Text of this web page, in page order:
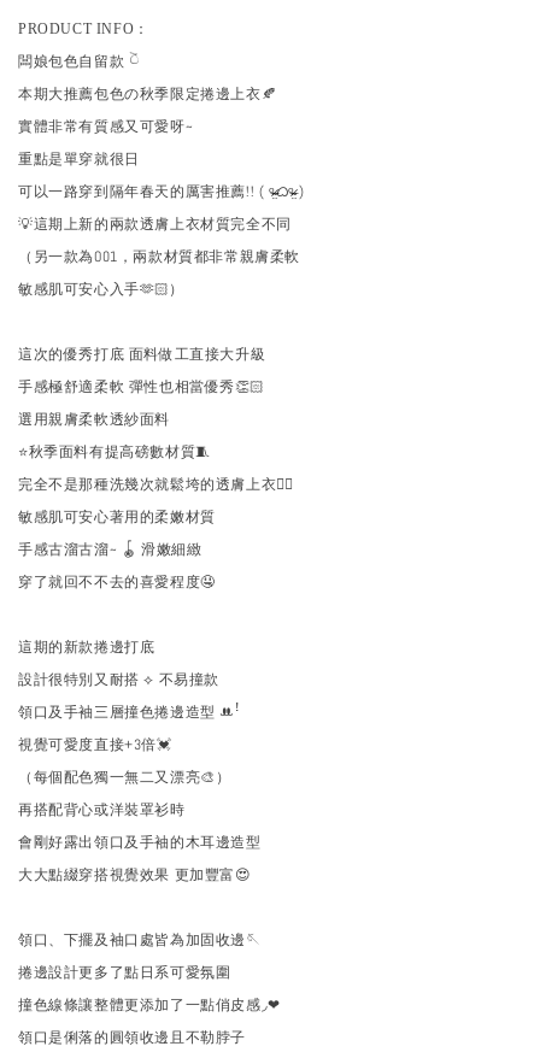
PRODUCT INFO ：
闆娘包色自留款 𓎤
本期大推薦包色の秋季限定捲邊上衣🍂
實體非常有質感又可愛呀~
重點是單穿就很日
可以一路穿到隔年春天的厲害推薦!! ( ᵒ̴̶̷̤ᜊᵒ̴̶̷̤ )
💡這期上新的兩款透膚上衣材質完全不同
（另一款為O01，兩款材質都非常親膚柔軟
敏感肌可安心入手🫶🏻）
這次的優秀打底 面料做工直接大升級
手感極舒適柔軟 彈性也相當優秀👏🏻
選用親膚柔軟透紗面料
⭐️秋季面料有提高磅數材質🧵
完全不是那種洗幾次就鬆垮的透膚上衣🙂‍↔️
敏感肌可安心著用的柔嫩材質
手感古溜古溜~ 🪀 滑嫩細緻
穿了就回不不去的喜愛程度🤤
這期的新款捲邊打底
設計很特別又耐搭 ⟡ 不易撞款
領口及手袖三層撞色捲邊造型 ꔚꜝ
視覺可愛度直接+3倍💓
（每個配色獨一無二又漂亮🎨）
再搭配背心或洋裝罩衫時
會剛好露出領口及手袖的木耳邊造型
大大點綴穿搭視覺效果 更加豐富😍
領口、下擺及袖口處皆為加固收邊🪡
捲邊設計更多了點日系可愛氛圍
撞色線條讓整體更添加了一點俏皮感◞❤
領口是俐落的圓領收邊且不勒脖子